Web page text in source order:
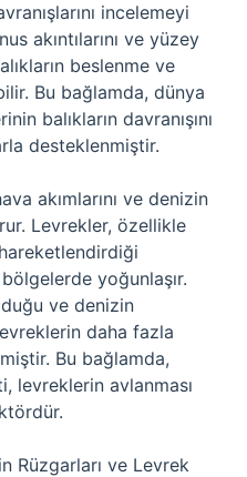
incelemeyi
akıntılarını ve yüzey
beslenme ve
Bu bağlamda, dünya
balıkların davranışını
desteklenmiştir.
akımlarını ve denizin
Levrekler, özellikle
yoğunlaşır.
ve denizin
daha fazla
Bu bağlamda,
levreklerin avlanması
Rüzgarları ve Levrek